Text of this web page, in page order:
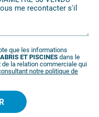
que les informations
ET PISCINESdans le
la relation commerciale qui
notre politique de